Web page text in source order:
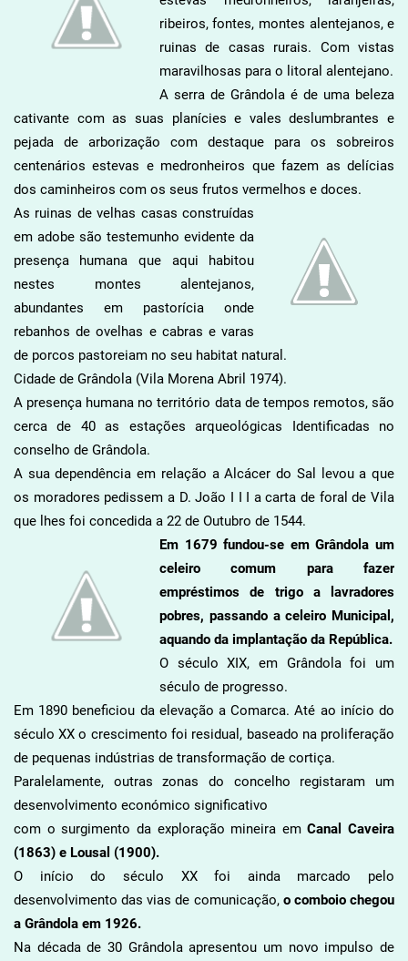
ribeiros, fontes, montes alentejanos, e
ruinas de casas rurais. Com vistas
maravilhosas para o litoral alentejano.
A serra de Grândola é de uma beleza
cativante com as suas planícies e vales deslumbrantes e
pejada de arborização com destaque para os sobreiros
centenários estevas e medronheiros que fazem as delícias
dos caminheiros com os seus frutos vermelhos e doces.
As ruinas de velhas casas construídas
em adobe são testemunho evidente da
presença humana que aqui habitou
nestes montes alentejanos,
abundantes em pastorícia onde
rebanhos de ovelhas e cabras e varas
de porcos pastoreiam no seu habitat natural.
Cidade de Grândola (Vila Morena Abril 1974).
A presença humana no território data de tempos remotos, são
cerca de 40 as estações arqueológicas Identificadas no
conselho de Grândola.
A sua dependência em relação a Alcácer do Sal levou a que
os moradores pedissem a D. João I I I a carta de foral de Vila
que lhes foi concedida a 22 de Outubro de 1544.
Em 1679 fundou-se em Grândola um
celeiro comum para fazer
empréstimos de trigo a lavradores
pobres, passando a celeiro Municipal,
aquando da implantação da República.
O século XIX, em Grândola foi um
século de progresso.
Em 1890 beneficiou da elevação a Comarca. Até ao início do
século XX o crescimento foi residual, baseado na proliferação
de pequenas indústrias de transformação de cortiça.
Paralelamente, outras zonas do concelho registaram um
desenvolvimento económico significativo
com o surgimento da exploração mineira emCanal Caveira
(1863) e Lousal (1900).
O início do século XX foi ainda marcado pelo
desenvolvimento das vias de comunicação, o comboio chegou
a Grândola em 1926.
Na década de 30 Grândola apresentou um novo impulso de